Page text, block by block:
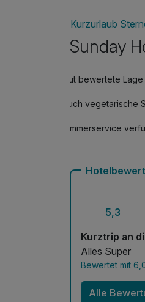
Kurzurlaub
Sunday
Gut bewertete Lage
Auch vegetarische
Zimmerservice
5,3
Kurztrip an
Alles Super
Bewertet mit
Alle